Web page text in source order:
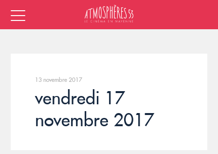
13 novembre 2017
vendredi 17
novembre 2017